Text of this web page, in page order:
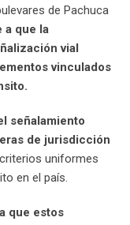
de Pachuca
a que la
vial
vinculados
señalamiento
de jurisdicción
uniformes
en el país.
que estos